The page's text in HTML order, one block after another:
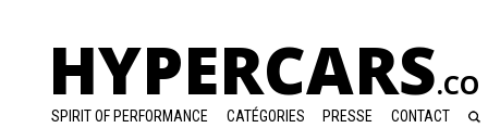
HYPERCARS.CO
SPIRIT OF PERFORMANCE CATÉGORIES PRESSE CONTACT